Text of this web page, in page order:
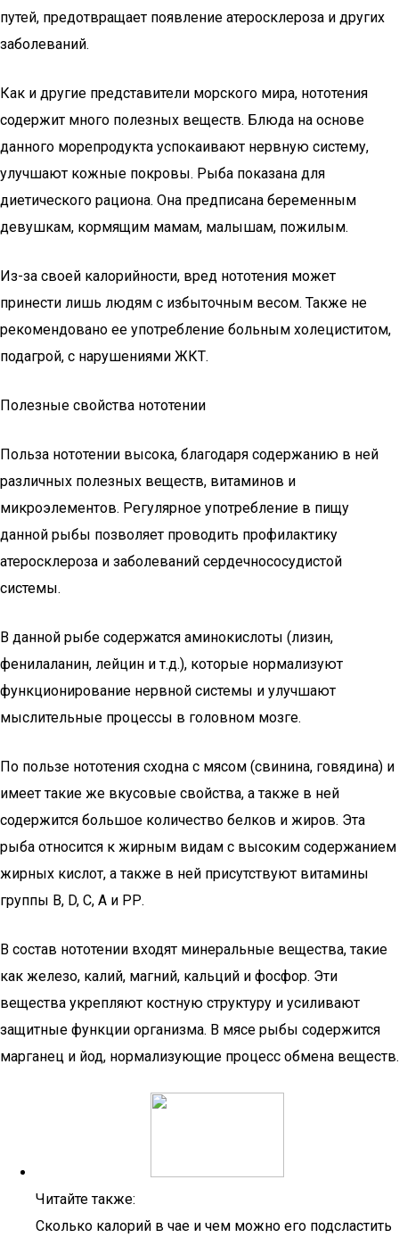
путей, предотвращает появление атеросклероза и других
заболеваний.
Как и другие представители морского мира, нототения
содержит много полезных веществ. Блюда на основе
данного морепродукта успокаивают нервную систему,
улучшают кожные покровы. Рыба показана для
диетического рациона. Она предписана беременным
девушкам, кормящим мамам, малышам, пожилым.
Из-за своей калорийности, вред нототения может
принести лишь людям с избыточным весом. Также не
рекомендовано ее употребление больным холециститом,
подагрой, с нарушениями ЖКТ.
Полезные свойства нототении
Польза нототении высока, благодаря содержанию в ней
различных полезных веществ, витаминов и
микроэлементов. Регулярное употребление в пищу
данной рыбы позволяет проводить профилактику
атеросклероза и заболеваний сердечнососудистой
системы.
В данной рыбе содержатся аминокислоты (лизин,
фенилаланин, лейцин и т.д.), которые нормализуют
функционирование нервной системы и улучшают
мыслительные процессы в головном мозге.
По пользе нототения сходна с мясом (свинина, говядина) и
имеет такие же вкусовые свойства, а также в ней
содержится большое количество белков и жиров. Эта
рыба относится к жирным видам с высоким содержанием
жирных кислот, а также в ней присутствуют витамины
группы В, D, С, А и РР.
В состав нототении входят минеральные вещества, такие
как железо, калий, магний, кальций и фосфор. Эти
вещества укрепляют костную структуру и усиливают
защитные функции организма. В мясе рыбы содержится
марганец и йод, нормализующие процесс обмена веществ.
Читайте также:
Сколько калорий в чае и чем можно его подсластить